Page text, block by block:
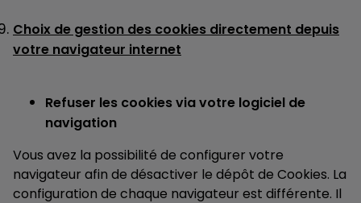
Choix de gestion des cookies directement depuis
votre navigateur internet
Refuser les cookies via votre logiciel de
navigation
Vous avez la possibilité de configurer votre
navigateur afin de désactiver le dépôt de Cookies. La
configuration de chaque navigateur est différente. Il